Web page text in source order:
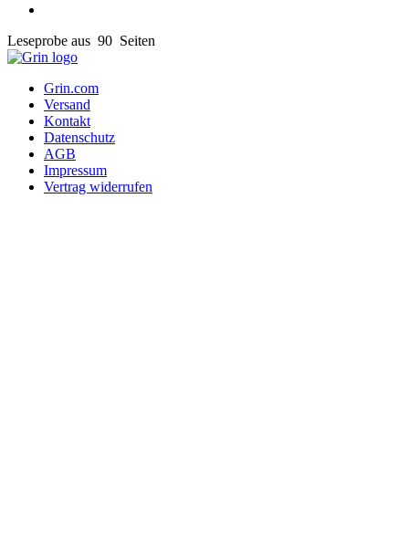
Leseprobe aus 90 Seiten
Grin.com
Versand
Kontakt
Datenschutz
AGB
Impressum
Vertrag widerrufen